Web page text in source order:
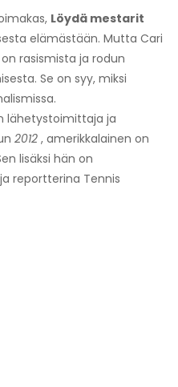
Löydä mestarit
elämästään. Mutta Cari
rasismista ja rodun
Se on syy, miksi
lähetystoimittaja ja
2012 , amerikkalainen on
lisäksi hän on
reportterina Tennis